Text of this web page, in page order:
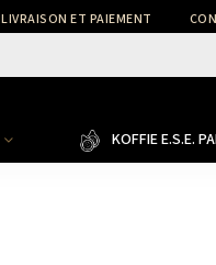
LIVRAISON ET PAIEMENT
KOFFIE E.S.E.